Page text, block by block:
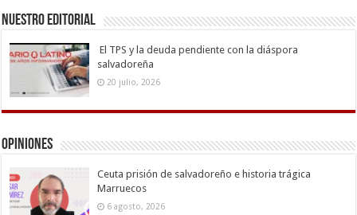
Nuestro Editorial
El TPS y la deuda pendiente con la diáspora
salvadoreña
20 julio, 2026
Opiniones
Ceuta prisión de salvadoreño e historia trágica
Marruecos
6 agosto, 2026